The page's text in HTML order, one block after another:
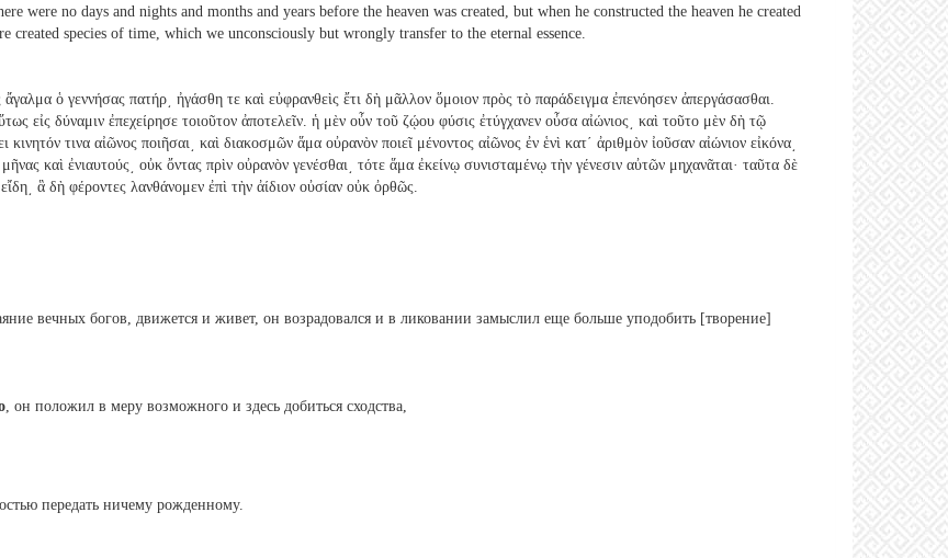
were no days and nights and months and years before the heaven was created, but when he constructed the heaven he created
species of time, which we unconsciously but wrongly transfer to the eternal essence.
ὁ γεννήσας πατήρ͵ ἠγάσθη τε καὶ εὐφρανθεὶς ἔτι δὴ μᾶλλον ὅμοιον πρὸς τὸ παράδειγμα ἐπενόησεν ἀπεργάσασθαι.
εἰς δύναμιν ἐπεχείρησε τοιοῦτον ἀποτελεῖν. ἡ μὲν οὖν τοῦ ζῴου φύσις ἐτύγχανεν οὖσα αἰώνιος͵ καὶ τοῦτο μὲν δὴ τῷ
τινα αἰῶνος ποιῆσαι͵ καὶ διακοσμῶν ἅμα οὐρανὸν ποιεῖ μένοντος αἰῶνος ἐν ἑνὶ κατ΄ ἀριθμὸν ἰοῦσαν αἰώνιον εἰκόνα͵
καὶ ἐνιαυτούς͵ οὐκ ὄντας πρὶν οὐρανὸν γενέσθαι͵ τότε ἅμα ἐκείνῳ συνισταμένῳ τὴν γένεσιν αὐτῶν μηχανᾶται· ταῦτα δὲ
ἃ δὴ φέροντες λανθάνομεν ἐπὶ τὴν ἀίδιον οὐσίαν οὐκ ὀρθῶς.
вечных богов, движется и живет, он возрадовался и в ликовании замыслил еще больше уподобить [творение]
, он положил в меру возможного и здесь добиться сходства,
передать ничему рожденному.